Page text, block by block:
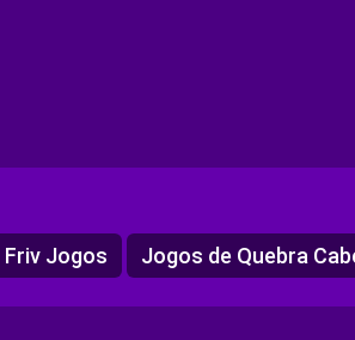
Friv Jogos Jogos de Quebra